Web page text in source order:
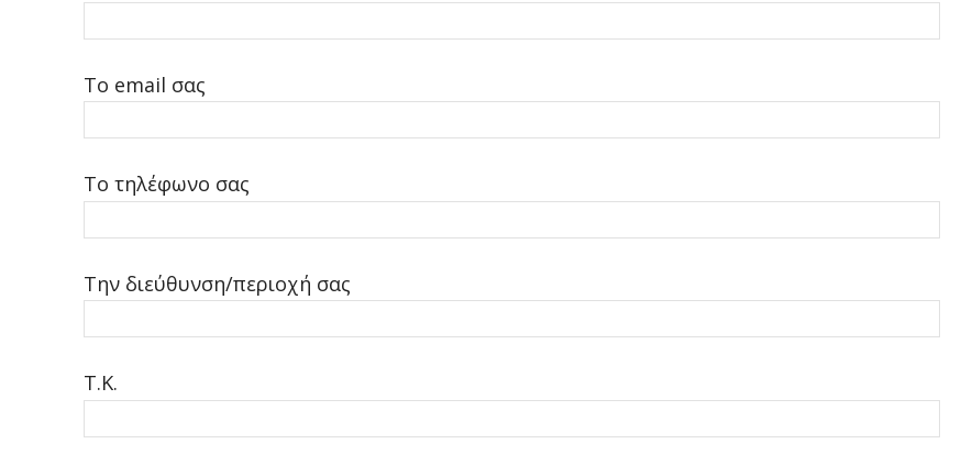
Το email σας
Το τηλέφωνο σας
Την διεύθυνση/περιοχή σας
Τ.Κ.